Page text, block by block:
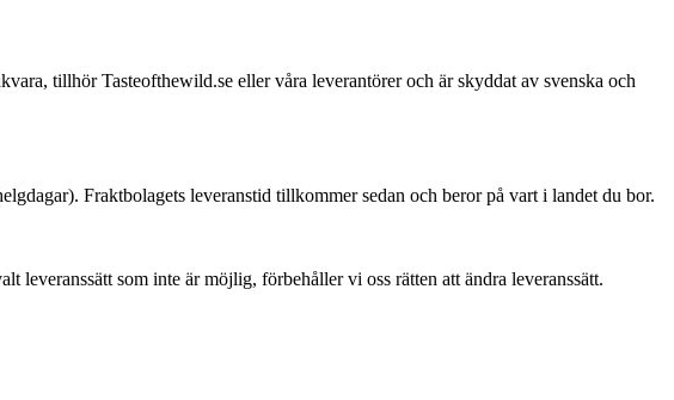
tillhör Tasteofthewild.se eller våra leverantörer och är skyddat av svenska och
Fraktbolagets leveranstid tillkommer sedan och beror på vart i landet du bor.
leveranssätt som inte är möjlig, förbehåller vi oss rätten att ändra leveranssätt.